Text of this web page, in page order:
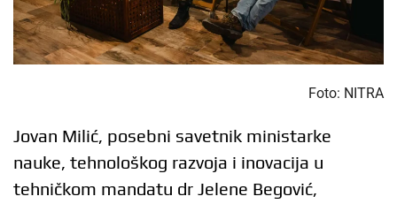
Foto: NITRA
Jovan Milić, posebni savetnik ministarke
nauke, tehnološkog razvoja i inovacija u
tehničkom mandatu dr Jelene Begović,